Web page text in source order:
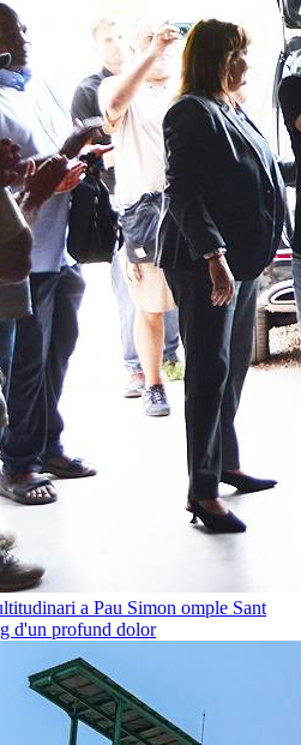
a Pau Simon omple Sant
d'un profund dolor